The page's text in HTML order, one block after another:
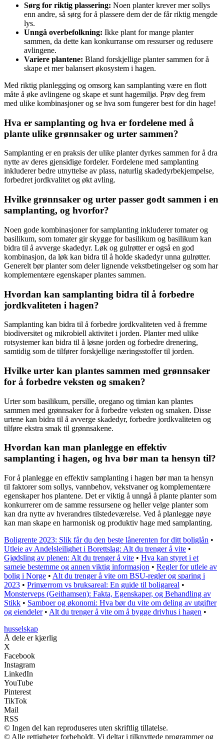
Sørg for riktig plassering: Noen planter krever mer sollys
enn andre, så sørg for å plassere dem der de får riktig mengde
lys.
Unngå overbefolkning: Ikke plant for mange planter
sammen, da dette kan konkurranse om ressurser og redusere
avlingene.
Variere plantene: Bland forskjellige planter sammen for å
skape et mer balansert økosystem i hagen.
Med riktig planlegging og omsorg kan samplanting være en flott
måte å øke avlingene og skape et sunt hagemiljø. Prøv deg frem
med ulike kombinasjoner og se hva som fungerer best for din hage!
Hva er samplanting og hva er fordelene med å
plante ulike grønnsaker og urter sammen?
Samplanting er en praksis der ulike planter dyrkes sammen for å dra
nytte av deres gjensidige fordeler. Fordelene med samplanting
inkluderer bedre utnyttelse av plass, naturlig skadedyrbekjempelse,
forbedret jordkvalitet og økt avling.
Hvilke grønnsaker og urter passer godt sammen i en
samplanting, og hvorfor?
Noen gode kombinasjoner for samplanting inkluderer tomater og
basilikum, som tomater gir skygge for basilikum og basilikum kan
bidra til å avverge skadedyr. Løk og gulrøtter er også en god
kombinasjon, da løk kan bidra til å holde skadedyr unna gulrøtter.
Generelt bør planter som deler lignende vekstbetingelser og som har
komplementære egenskaper plantes sammen.
Hvordan kan samplanting bidra til å forbedre
jordkvaliteten i hagen?
Samplanting kan bidra til å forbedre jordkvaliteten ved å fremme
biodiversitet og mikrobiell aktivitet i jorden. Planter med ulike
rotsystemer kan bidra til å løsne jorden og forbedre drenering,
samtidig som de tilfører forskjellige næringsstoffer til jorden.
Hvilke urter kan plantes sammen med grønnsaker
for å forbedre veksten og smaken?
Urter som basilikum, persille, oregano og timian kan plantes
sammen med grønnsaker for å forbedre veksten og smaken. Disse
urtene kan bidra til å avverge skadedyr, forbedre jordkvaliteten og
tilføre ekstra smak til grønnsakene.
Hvordan kan man planlegge en effektiv
samplanting i hagen, og hva bør man ta hensyn til?
For å planlegge en effektiv samplanting i hagen bør man ta hensyn
til faktorer som sollys, vannbehov, vekstvaner og komplementære
egenskaper hos plantene. Det er viktig å unngå å plante planter som
konkurrerer om de samme ressursene og heller velge planter som
kan dra nytte av hverandres tilstedeværelse. Ved å planlegge nøye
kan man skape en harmonisk og produktiv hage med samplanting.
Boligrente 2023: Slik får du den beste lånerenten for ditt boliglån •
Utleie av Andelsleilighet i Borettslag: Alt du trenger å vite •
Gjødsling av plenen: Alt du trenger å vite • Hva kan styret i et
sameie bestemme og annen viktig informasjon • Regler for utleie av
bolig i Norge • Alt du trenger å vite om BSU-regler og sparing i
2023 • Primærrom vs bruksareal: En guide til boligareal •
Monsterveps (Geithamsen): Fakta, Egenskaper, og Behandling av
Stikk • Samboer og økonomi: Hva bør du vite om deling av utgifter
og eiendeler• Alt du trenger å vite om å bygge drivhus i hagen •
husselskap
Å dele er kjærlig
X
Facebook
Instagram
LinkedIn
YouTube
Pinterest
TikTok
Mail
RSS
© Ingen del kan reproduseres uten skriftlig tillatelse.
© Alle rettigheter forbeholdt. Vi deltar i tilknyttede programmer og